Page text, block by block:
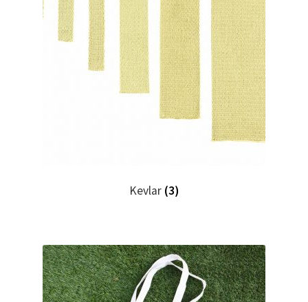
Kevlar (3)